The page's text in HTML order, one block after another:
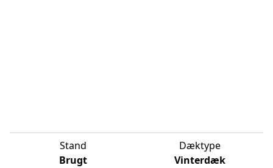
Stand
Brugt
Dæktype
Vinterdæk